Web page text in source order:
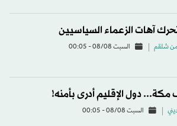
آهات الزعماء السياسيين
شلقم السبت 08/08 - 00:05
مكة... دول الإقليم أدرى بأمنه!
السبت 08/08 - 00:05